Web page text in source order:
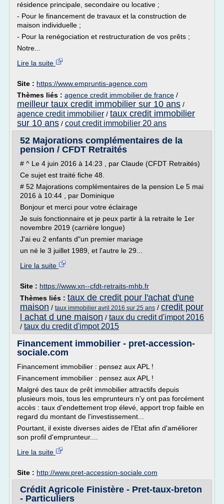
résidence principale, secondaire ou locative ;
- Pour le financement de travaux et la construction de
maison individuelle ;
- Pour la renégociation et restructuration de vos prêts ;
Notre...
Lire la suite
Site : https://www.empruntis-agence.com
Thèmes liés : agence credit immobilier de france /
meilleur taux credit immobilier sur 10 ans /
agence credit immobilier / taux credit immobilier
sur 10 ans / cout credit immobilier 20 ans
52 Majorations complémentaires de la
pension / CFDT Retraités
# ^ Le 4 juin 2016 à 14:23 , par Claude (CFDT Retraités)
Ce sujet est traité fiche 48.
# 52 Majorations complémentaires de la pension Le 5 mai
2016 à 10:44 , par Dominique
Bonjour et merci pour votre éclairage
Je suis fonctionnaire et je peux partir à la retraite le 1er
novembre 2019 (carrière longue)
J'ai eu 2 enfants d"un premier mariage
un né le 3 juillet 1989, et l'autre le 29...
Lire la suite
Site : https://www.xn--cfdt-retraits-mhb.fr
Thèmes liés : taux de credit pour l'achat d'une
maison / taux immobilier avril 2016 sur 25 ans / credit pour
l achat d une maison / taux du credit d'impot 2016
/ taux du credit d'impot 2015
Financement immobilier - pret-accession-
sociale.com
Financement immobilier : pensez aux APL !
Financement immobilier : pensez aux APL !
Malgré des taux de prêt immobilier attractifs depuis
plusieurs mois, tous les emprunteurs n'y ont pas forcément
accès : taux d'endettement trop élevé, apport trop faible en
regard du montant de l'investissement...
Pourtant, il existe diverses aides de l'Etat afin d'améliorer
son profil d'emprunteur....
Lire la suite
Site : http://www.pret-accession-sociale.com
Crédit Agricole Finistère - Pret-taux-breton
- Particuliers